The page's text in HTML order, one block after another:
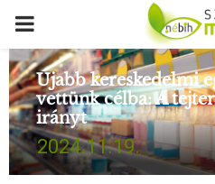
P
R
I
M
Újabb kereskedelmi
vettünk célba: A
irányt
2024.11.19.